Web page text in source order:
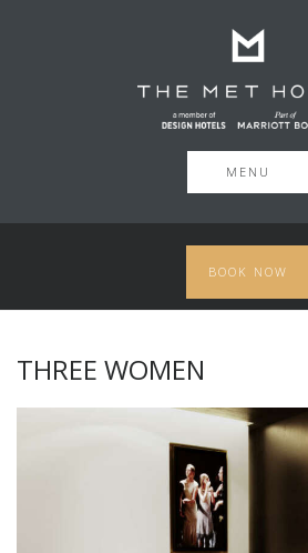
MENU
BOOK NOW
THREE WOMEN